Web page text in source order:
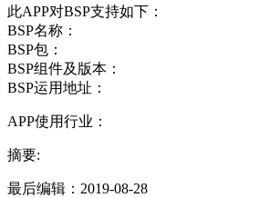
此APP对BSP支持如下：
BSP名称：
BSP包：
BSP组件及版本：
BSP运用地址：
APP使用行业：
摘要:
最后编辑： 2019-08-28